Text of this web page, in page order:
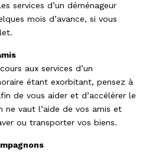
services d’un déménageur
mois d’avance, si vous
aux services d’un
étant exorbitant, pensez à
de vous aider et d’accélérer le
ne vaut l’aide de vos amis et
ou transporter vos biens.